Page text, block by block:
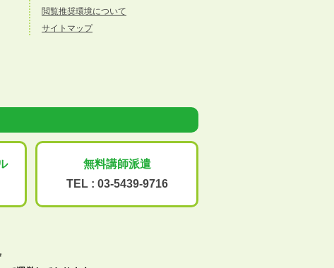
閲覧推奨環境について
サイトマップ
無料講師派遣
TEL : 03-5439-9716